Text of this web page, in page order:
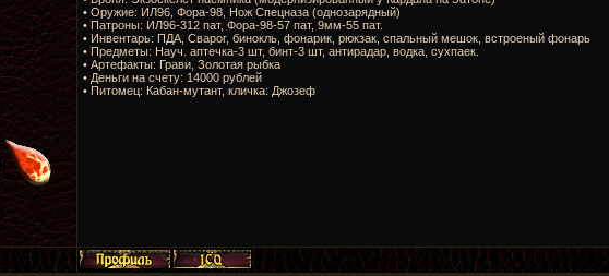
• Оружие: ИЛ96, Фора-98, Нож Спецназа (однозарядный)
• Патроны: ИЛ96-312 пат, Фора-98-57 пат, 9мм-55 пат.
• Инвентарь: ПДА, Сварог, бинокль, фонарик, рюкзак, спальный мешок, встроеный фонарь
• Предметы: Науч. аптечка-3 шт, бинт-3 шт, антирадар, водка, сухпаек.
• Артефакты: Грави, Золотая рыбка
• Деньги на счету: 14000 рублей
• Питомец: Кабан-мутант, кличка: Джозеф